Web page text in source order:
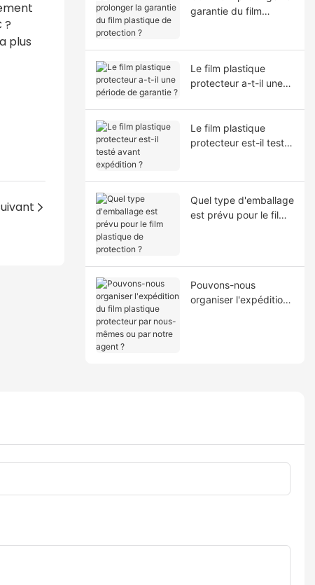
?
plus
garantie du film
Le film plastique
protecteur a-t-il une
Le film plastique
protecteur est-il testé
Quel type d'emballage
est prévu pour le film
Pouvons-nous
organiser l'expédition